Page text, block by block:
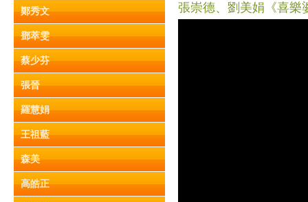
鄭秀文
鄧萃雯
蔡少芬
張晉
羅慧娟
王祖藍
森美
高皓正
張崇德、劉美娟《喜樂